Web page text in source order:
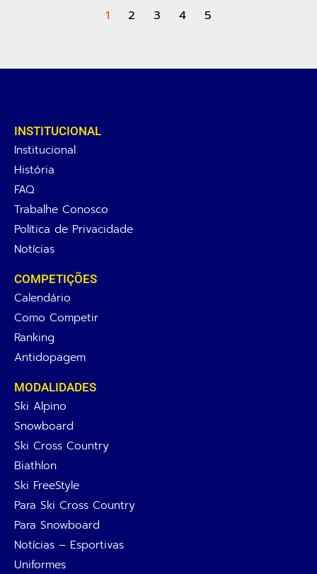
1 2 3 4 5
INSTITUCIONAL
Institucional
História
FAQ
Trabalhe Conosco
Política de Privacidade
Notícias
COMPETIÇÕES
Calendário
Como Competir
Ranking
Antidopagem
MODALIDADES
Ski Alpino
Snowboard
Ski Cross Country
Biathlon
Ski FreeStyle
Para Ski Cross Country
Para Snowboard
Notícias – Esportivas
Uniformes